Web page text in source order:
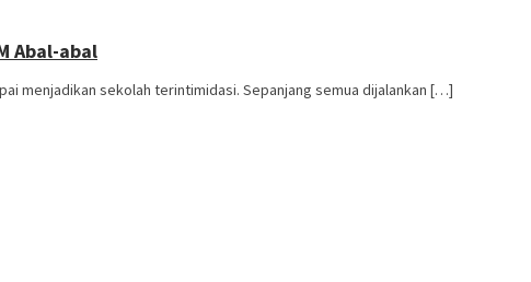
Abal-abal
menjadikan sekolah terintimidasi. Sepanjang semua dijalankan […]